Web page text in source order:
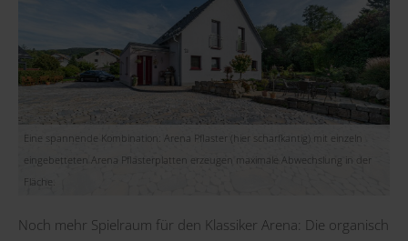
Eine spannende Kombination: Arena Pflaster (hier scharfkantig) mit einzeln
eingebetteten Arena Pflasterplatten erzeugen maximale Abwechslung in der
Fläche.
Noch mehr Spielraum für den Klassiker Arena: Die organisch